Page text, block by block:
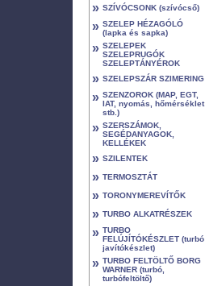
» SZÍVÓCSONK (szívócső)
» SZELEP HÉZAGÓLÓ
(lapka és sapka)
» SZELEPEK
SZELEPRUGÓK
SZELEPTÁNYÉROK
» SZELEPSZÁR SZIMERING
» SZENZOROK (MAP, EGT,
IAT, nyomás, hőmérséklet
stb.)
» SZERSZÁMOK,
SEGÉDANYAGOK,
KELLÉKEK
» SZILENTEK
» TERMOSZTÁT
» TORONYMEREVÍTŐK
» TURBO ALKATRÉSZEK
» TURBO
FELÚJÍTÓKÉSZLET (turbó
javítókészlet)
» TURBO FELTÖLTŐ BORG
WARNER (turbó,
turbófeltöltő)